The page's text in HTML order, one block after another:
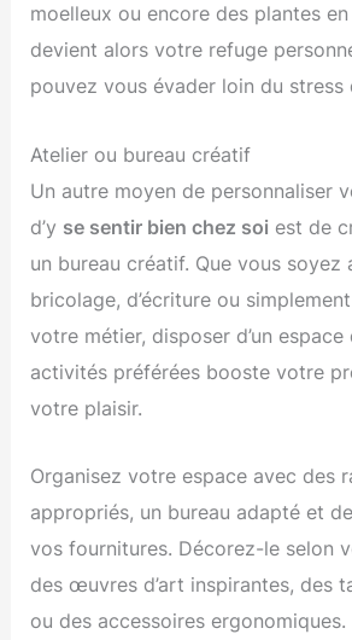
moelleux ou encore des plantes
devient alors votre refuge
pouvez vous évader loin du stress
Atelier ou bureau créatif
Un autre moyen de personnaliser
d’y se sentir bien chez soi est de
un bureau créatif. Que vous soyez
bricolage, d’écriture ou
votre métier, disposer d’un
activités préférées booste votre
votre plaisir.
Organisez votre espace avec des
appropriés, un bureau adapté et
vos fournitures. Décorez-le selon
des œuvres d’art inspirantes, des
ou des accessoires